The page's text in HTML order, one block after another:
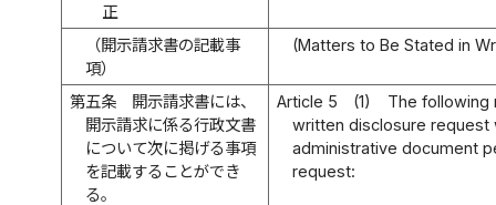
正
（開示請求書の記載事
項）
(Matters to Be Stated in
第五条
開示請求書には、
開示請求に係る行政文書
について次に掲げる事項
を記載することができ
る。
Article 5 (1)
The following
written disclosure request
administrative document
request: